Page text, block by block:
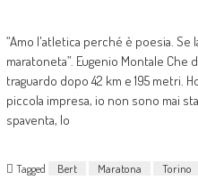
“Amo l'atletica perché è poesia.
maratoneta”. Eugenio Montale Che
traguardo dopo 42 km e 195 metri.
piccola impresa, io non sono mai
spaventa, lo
Tagged Bert Maratona Torino